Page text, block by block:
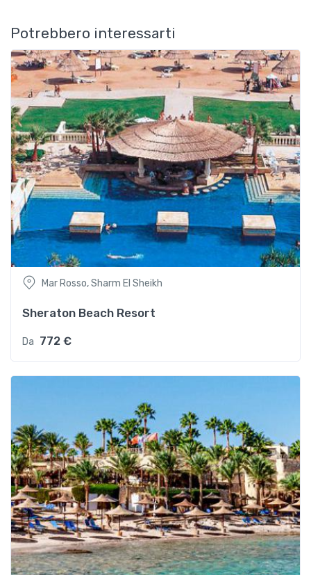
Potrebbero interessarti
Mar Rosso, Sharm El Sheikh
Sheraton Beach Resort
Da 772 €